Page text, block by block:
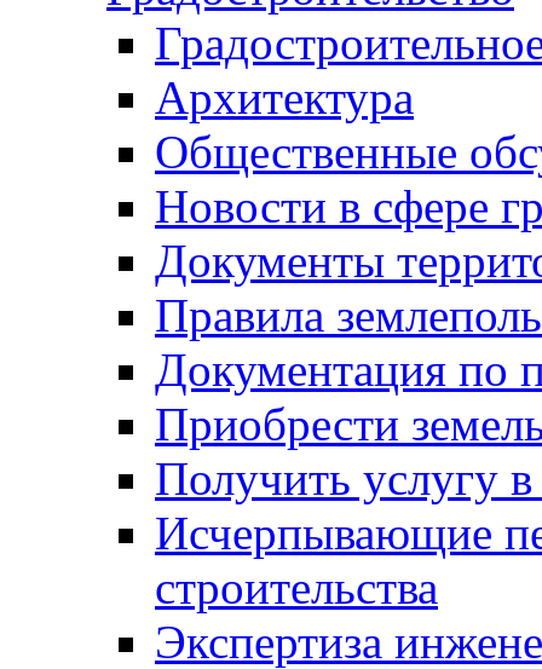
Архитектура
Общественные
Новости в сфере
Документы
Правила
Документация по
Приобрести
Получить услугу в
Исчерпывающие
строительства
Экспертиза